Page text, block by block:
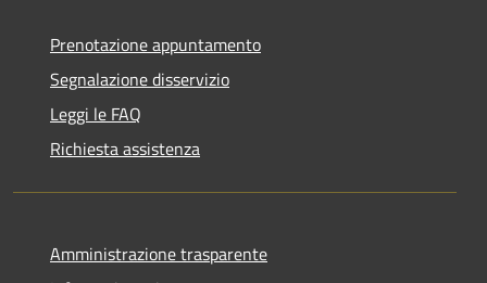
Prenotazione appuntamento
Segnalazione disservizio
Leggi le FAQ
Richiesta assistenza
Amministrazione trasparente